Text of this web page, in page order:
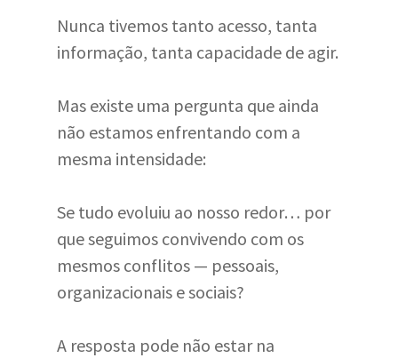
Nunca tivemos tanto acesso, tanta
informação, tanta capacidade de agir.
Mas existe uma pergunta que ainda
não estamos enfrentando com a
mesma intensidade:
Se tudo evoluiu ao nosso redor… por
que seguimos convivendo com os
mesmos conflitos — pessoais,
organizacionais e sociais?
A resposta pode não estar na